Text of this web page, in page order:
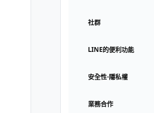
社群
LINE的便利功能
安全性⋅隱私權
業務合作